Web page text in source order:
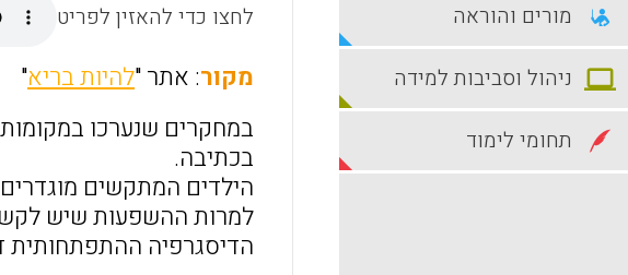
לחצו כדי להאזין לפריט
מקור: אתר "להיות בריא"
בכתיבה.
הילדים המתקשים
למרות ההשפעות שיש
הדיסגרפיה ההתפתחותית
מורים והוראה
ניהול וסביבות למידה
תחומי לימוד